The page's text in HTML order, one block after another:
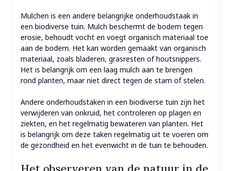
Mulchen is een andere belangrijke onderhoudstaak in
een biodiverse tuin. Mulch beschermt de bodem tegen
erosie, behoudt vocht en voegt organisch materiaal toe
aan de bodem. Het kan worden gemaakt van organisch
materiaal, zoals bladeren, grasresten of houtsnippers.
Het is belangrijk om een laag mulch aan te brengen
rond planten, maar niet direct tegen de stam of stelen.
Andere onderhoudstaken in een biodiverse tuin zijn het
verwijderen van onkruid, het controleren op plagen en
ziekten, en het regelmatig bewateren van planten. Het
is belangrijk om deze taken regelmatig uit te voeren om
de gezondheid en het evenwicht in de tuin te behouden.